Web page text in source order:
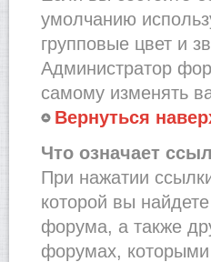
умолчанию
групповые цвет и
Администратор
самому изменять
Вернуться
Что означает
При нажатии
которой вы
форума, а также
форумах, которыми